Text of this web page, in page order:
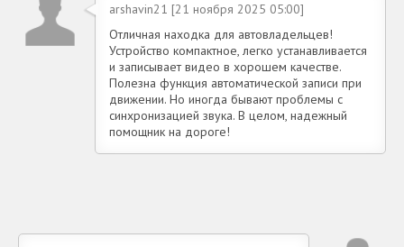
arshavin21 [21 ноября 2025 05:00]
Отличная находка для автовладельцев!
Устройство компактное, легко устанавливается
и записывает видео в хорошем качестве.
Полезна функция автоматической записи при
движении. Но иногда бывают проблемы с
синхронизацией звука. В целом, надежный
помощник на дороге!